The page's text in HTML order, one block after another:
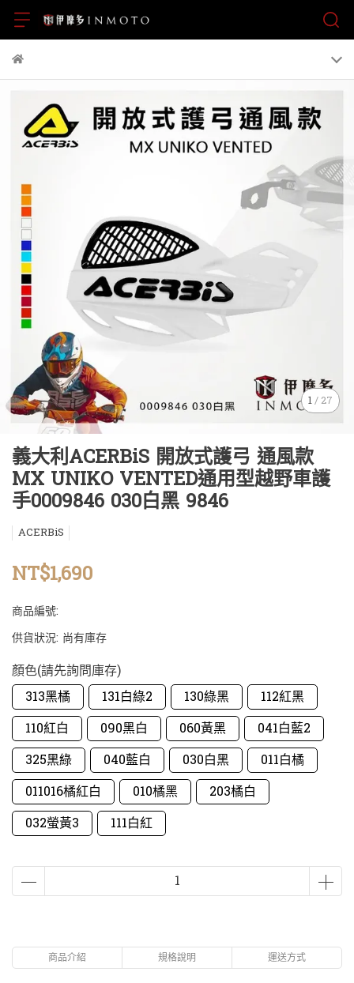
1/27
義大利ACERBiS 開放式護弓 通風款
MX UNIKO VENTED通用型越野車護
手0009846 030白黑 9846
ACERBiS
NT$1,690
商品編號:
供貨狀況: 尚有庫存
顏色(請先詢問庫存)
313黑橘
131白綠2 130綠黑
112紅黑
110紅白
090黑白 060黃黑
041白藍2
325黑綠
040藍白 030白黑
011白橘
011016橘紅白
010橘黑
203橘白
032螢黃3
111白紅
商品介紹 規格說明 運送方式